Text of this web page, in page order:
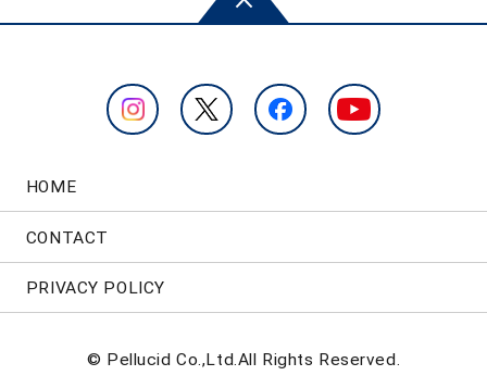
HOME
CONTACT
PRIVACY POLICY
© Pellucid Co.,Ltd.All Rights Reserved.